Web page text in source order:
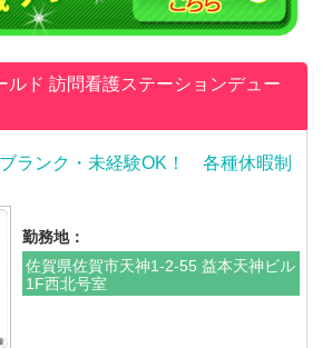
ルド訪問看護ステーションデュー
ランク・未経験OK！ 各種休暇制
勤務地：
佐賀県佐賀市天神1-2-55 益本天神ビル
1F西北号室